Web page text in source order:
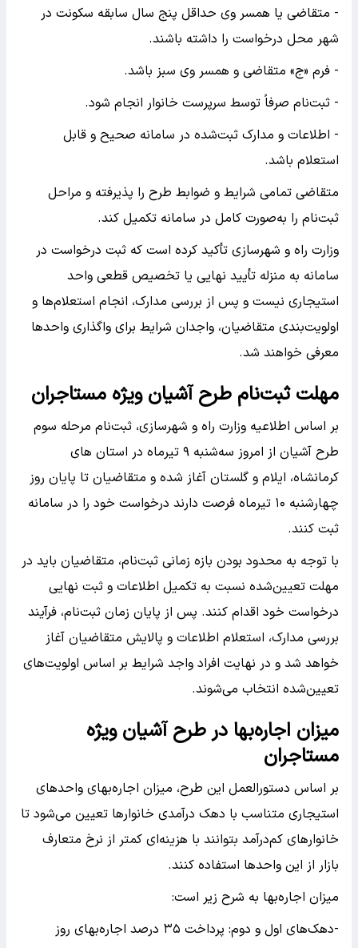
- متقاضی یا همسر وی حداقل پنج سال سابقه سکونت در
شهر محل درخواست را داشته باشند.
- فرم «ج» متقاضی و همسر وی سبز باشد.
- ثبت‌نام صرفاً توسط سرپرست خانوار انجام شود.
- اطلاعات و مدارک ثبت‌شده در سامانه صحیح و قابل
استعلام باشد.
متقاضی تمامی شرایط و ضوابط طرح را پذیرفته و مراحل
ثبت‌نام را به‌صورت کامل در سامانه تکمیل کند.
وزارت راه و شهرسازی تأکید کرده است که ثبت درخواست در
سامانه به منزله تأیید نهایی یا تخصیص قطعی واحد
استیجاری نیست و پس از بررسی مدارک، انجام استعلام‌ها و
اولویت‌بندی متقاضیان، واجدان شرایط برای واگذاری واحدها
معرفی خواهند شد.
مهلت ثبت‌نام طرح آشیان ویژه مستاجران
بر اساس اطلاعیه وزارت راه و شهرسازی، ثبت‌نام مرحله سوم
طرح آشیان از امروز سه‌شنبه ۹ تیرماه در استان های
کرمانشاه، ایلام و گلستان آغاز شده و متقاضیان تا پایان روز
چهارشنبه ۱۰ تیرماه فرصت دارند درخواست خود را در سامانه
ثبت کنند.
با توجه به محدود بودن بازه زمانی ثبت‌نام، متقاضیان باید در
مهلت تعیین‌شده نسبت به تکمیل اطلاعات و ثبت نهایی
درخواست خود اقدام کنند. پس از پایان زمان ثبت‌نام، فرآیند
بررسی مدارک، استعلام اطلاعات و پالایش متقاضیان آغاز
خواهد شد و در نهایت افراد واجد شرایط بر اساس اولویت‌های
تعیین‌شده انتخاب می‌شوند.
میزان اجاره‌بها در طرح آشیان ویژه
مستاجران
بر اساس دستورالعمل این طرح، میزان اجاره‌بهای واحدهای
استیجاری متناسب با دهک درآمدی خانوارها تعیین می‌شود تا
خانوارهای کم‌درآمد بتوانند با هزینه‌ای کمتر از نرخ متعارف
بازار از این واحدها استفاده کنند.
میزان اجاره‌بها به شرح زیر است:
-دهک‌های اول و دوم: پرداخت ۳۵ درصد اجاره‌بهای روز